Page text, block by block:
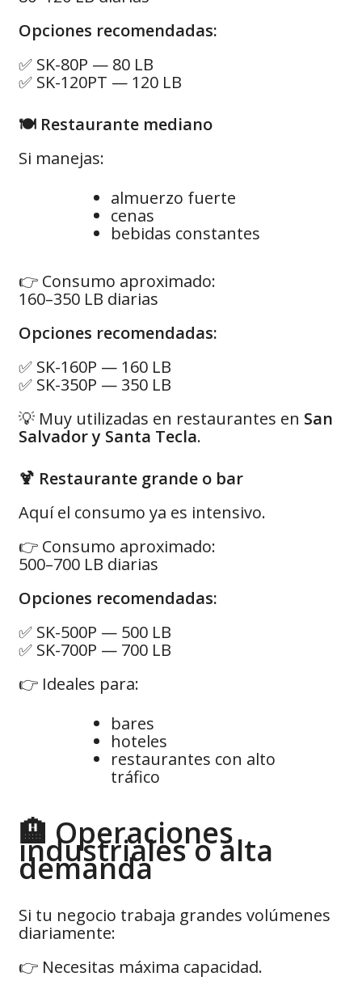
Opciones recomendadas:
✅ SK-80P — 80 LB
✅ SK-120PT — 120 LB
🍽️ Restaurante mediano
Si manejas:
almuerzo fuerte
cenas
bebidas constantes
👉 Consumo aproximado:
160–350 LB diarias
Opciones recomendadas:
✅ SK-160P — 160 LB
✅ SK-350P — 350 LB
💡 Muy utilizadas en restaurantes en San
Salvador y Santa Tecla.
🍹 Restaurante grande o bar
Aquí el consumo ya es intensivo.
👉 Consumo aproximado:
500–700 LB diarias
Opciones recomendadas:
✅ SK-500P — 500 LB
✅ SK-700P — 700 LB
👉 Ideales para:
bares
hoteles
restaurantes con alto
tráfico
🏨 Operaciones
industriales o alta
demanda
Si tu negocio trabaja grandes volúmenes
diariamente:
👉 Necesitas máxima capacidad.